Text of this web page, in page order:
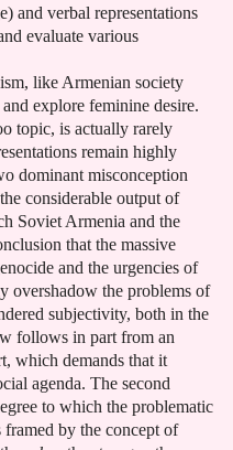
and verbal representations
evaluate various
like Armenian society
explore feminine desire.
topic, is actually rarely
remain highly
dominant misconception
considerable output of
Soviet Armenia and the
that the massive
and the urgencies of
overshadow the problems of
subjectivity, both in the
follows in part from an
which demands that it
agenda. The second
to which the problematic
framed by the concept of